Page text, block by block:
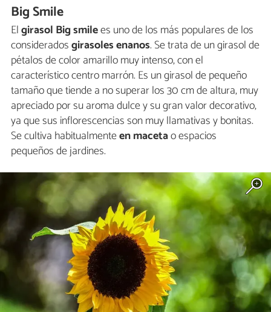
Big Smile
Elgirasol Big smilees uno de los más populares de los
consideradosgirasoles enanos. Se trata de un girasol de
pétalos de color amarillo muy intenso, con el
característico centro marrón. Es un girasol de pequeño
tamaño que tiende a no superar los 30 cm de altura, muy
apreciado por su aroma dulce y su gran valor decorativo,
ya que sus inflorescencias son muy llamativas y bonitas.
Se cultiva habitualmenteen macetao espacios
pequeños de jardines.